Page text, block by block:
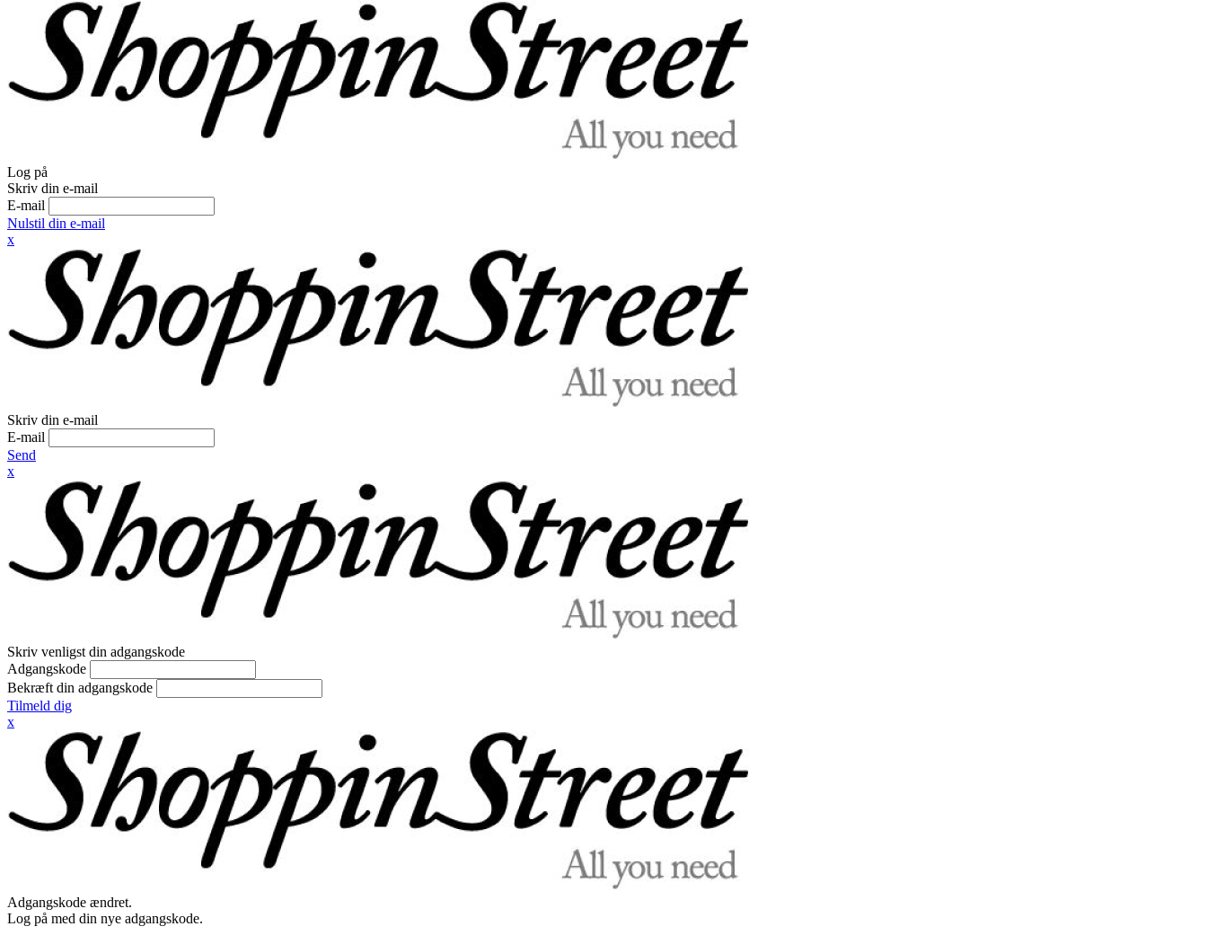
Log på
Skriv din e-mail
E-mail
Nulstil din e-mail
x
Skriv din e-mail
E-mail
Send
x
Skriv venligst din adgangskode
Adgangskode
Bekræft din adgangskode
Tilmeld dig
x
Adgangskode ændret.
Log på med din nye adgangskode.